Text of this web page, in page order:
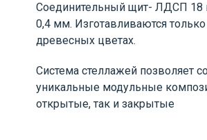
Соединительный щит- ЛДСП 18
0,4 мм. Изготавливаются
древесных цветах.
Система стеллажей позволяет
уникальные модульные
открытые, так и закрытые